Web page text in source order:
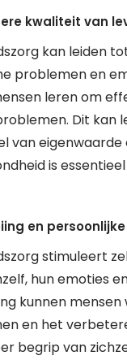
kwaliteit van
kan leiden
problemen en
leren om
Dit
van
is
en
stimuleert
hun emoties
kunnen
en het
begrip van